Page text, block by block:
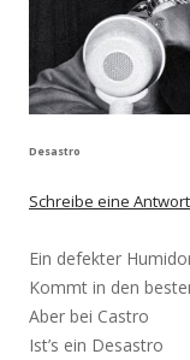
Desastro
Schreibe eine Antwort
Ein defekter
Kommt in den
Aber bei Castro
Ist’s ein Desastro